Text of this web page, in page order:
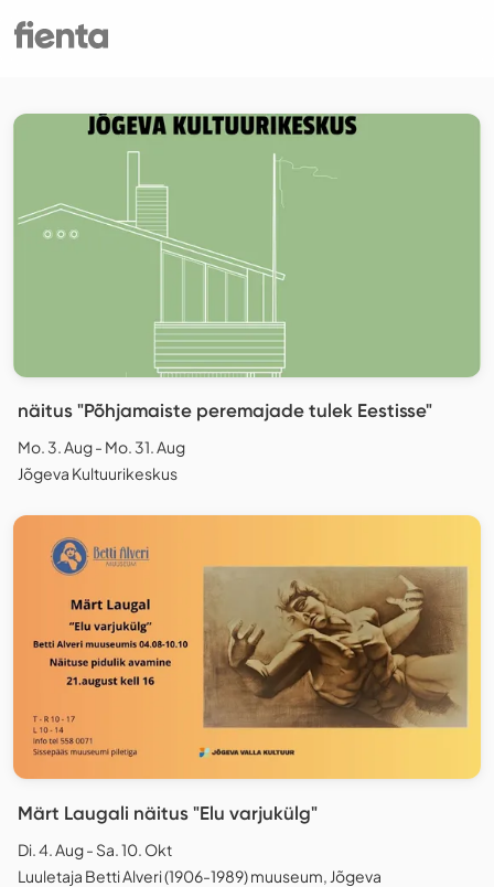
näitus "Põhjamaiste peremajade tulek Eestisse"
Mo. 3. Aug - Mo. 31. Aug
Jõgeva Kultuurikeskus
Märt Laugali näitus "Elu varjukülg"
Di. 4. Aug - Sa. 10. Okt
Luuletaja Betti Alveri (1906-1989) muuseum, Jõgeva